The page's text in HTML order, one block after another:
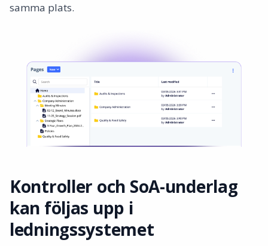
samma plats.
Kontroller och SoA-underlag
kan följas upp i
ledningssystemet